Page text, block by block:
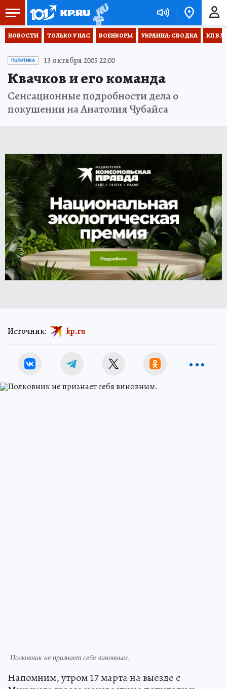
НОВОСТИ ТОЛЬКО У НАС ВОЕНКОРЫ УКРАИНА: СВОДКА КП В
ПОЛИТИКА 13 октября 2005 22:00
Квачков и его команда
Сенсационные подробности дела о
покушении на Анатолия Чубайса
Источник: kp.ru
Полковник не признает себя виновным.
Напомним, утром 17 марта на выезде с